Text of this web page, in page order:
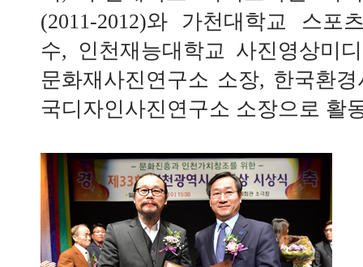
(2011-2012)와 가천대학교 스포
수, 인천재능대학교 사진영상미
문화재사진연구소 소장, 한국환
국디자인사진연구소 소장으로 활